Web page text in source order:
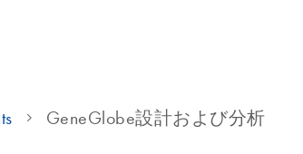
GeneGlobe設計および分析